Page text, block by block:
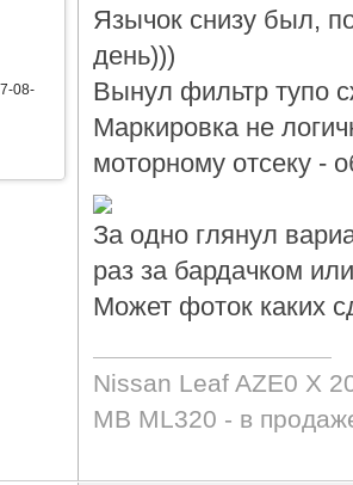
08-
Язычок снизу был,
день)))
Вынул фильтр тупо
Маркировка не
моторному отсеку -
За одно глянул
раз за бардачком
Может фоток каких
Nissan Leaf AZE0 X
MB ML320 - в